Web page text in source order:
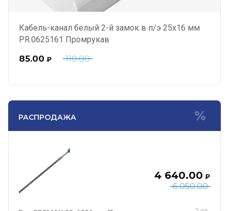
Кабель-канал белый 2-й замок в п/э 25х16 мм
PR.0625161 Промрукав
110.00
85.00 ₽
РАСПРОДАЖА
6 050.00
4 640.00 ₽